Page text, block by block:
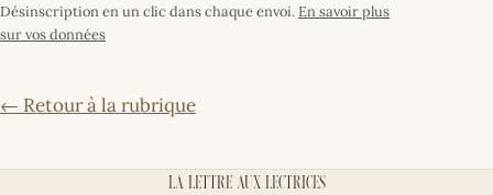
Désinscription en un clic dans chaque envoi.En savoir plus
sur vos données
← Retour à la rubrique
La lettre aux lectrices